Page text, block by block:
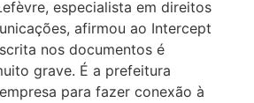
especialista em direitos
afirmou ao Intercept
nos documentos é
grave. É a prefeitura
para fazer conexão à